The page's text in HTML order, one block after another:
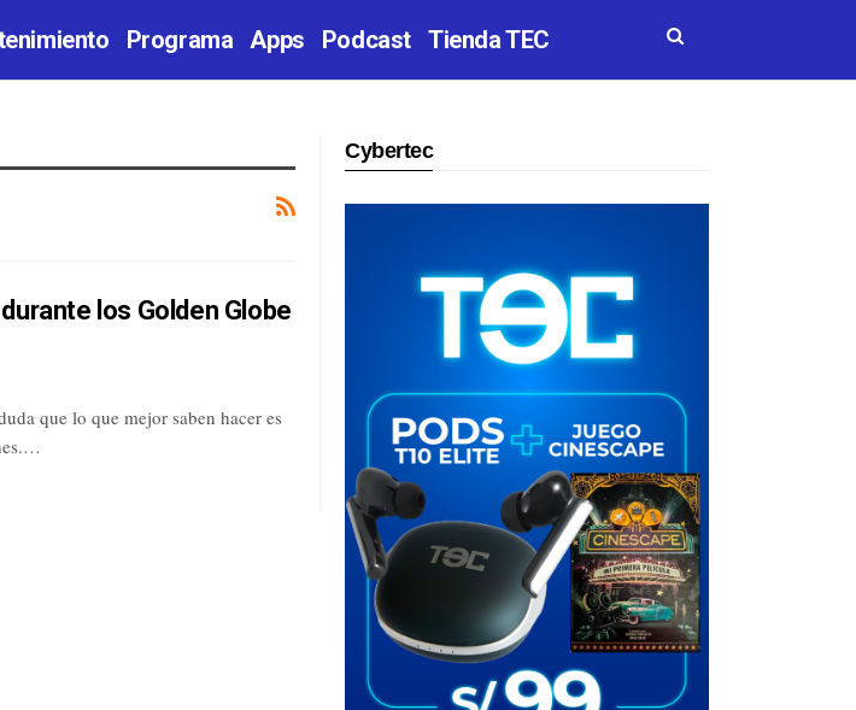
Programa Apps Podcast Tienda TEC
los Golden Globe
que lo que mejor saben hacer es
Cybertec